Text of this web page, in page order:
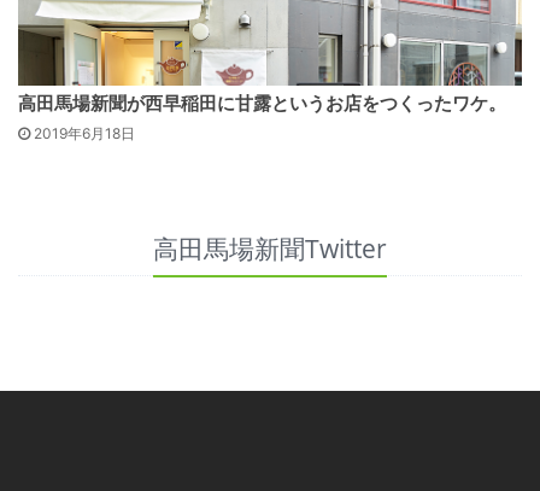
高田馬場新聞が西早稲田に甘露というお店をつくったワケ。
2019年6月18日
高田馬場新聞Twitter